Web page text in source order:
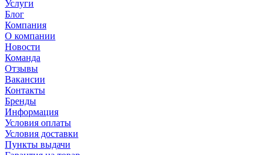
Услуги
Блог
Компания
О компании
Новости
Команда
Отзывы
Вакансии
Контакты
Бренды
Информация
Условия оплаты
Условия доставки
Пункты выдачи